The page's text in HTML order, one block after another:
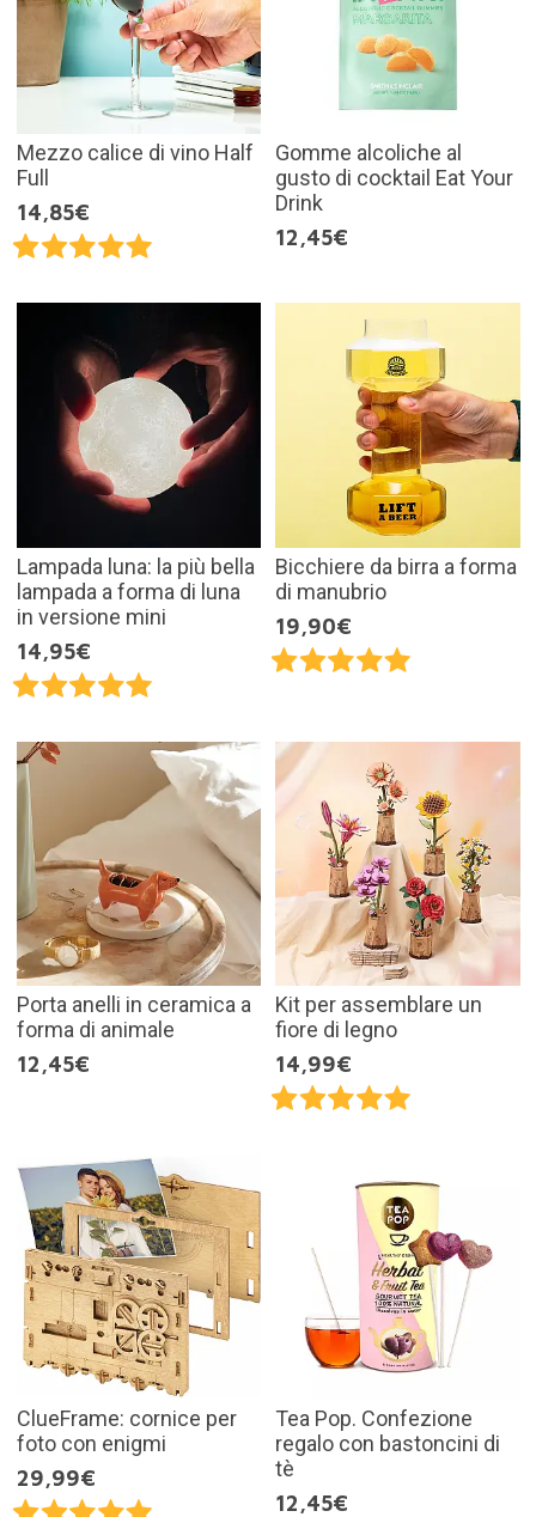
Mezzo calice di vino Half
Full
14,85€
Gomme alcoliche al
gusto di cocktail Eat Your
Drink
12,45€
Lampada luna: la più bella
lampada a forma di luna
in versione mini
14,95€
Bicchiere da birra a forma
di manubrio
19,90€
Porta anelli in ceramica a
forma di animale
12,45€
Kit per assemblare un
fiore di legno
14,99€
ClueFrame: cornice per
foto con enigmi
29,99€
Tea Pop. Confezione
regalo con bastoncini di
tè
12,45€